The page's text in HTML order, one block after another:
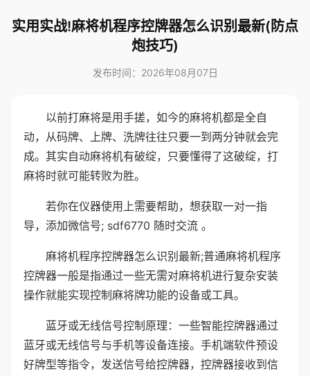
实用实战!麻将机程序控牌器怎么识别最新(防点
炮技巧)
发布时间：2026年08月07日
以前打麻将是用手搓，如今的麻将机都是全自
动，从码牌、上牌、洗牌往往只要一到两分钟就会完
成。其实自动麻将机有破绽，只要懂得了这破绽，打
麻将时就可能转败为胜。
若你在仪器使用上需要帮助，想获取一对一指
导，添加微信号; sdf6770 随时交流 。
麻将机程序控牌器怎么识别最新;普通麻将机程序
控牌器一般是指通过一些无需对麻将机进行复杂安装
操作就能实现控制麻将牌功能的设备或工具。
蓝牙或无线信号控制原理：一些智能控牌器通过
蓝牙或无线信号与手机等设备连接。手机端软件预设
好牌型等指令，发送信号给控牌器，控牌器接收到信